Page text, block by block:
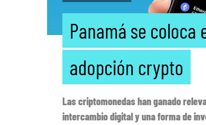
Panamá se coloca
adopción crypto
Las criptomonedas han ganado
intercambio digital y una forma de